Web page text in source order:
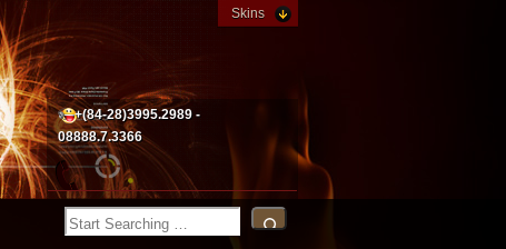
Skins
+(84-28)3995.2989 -
08888.7.3366